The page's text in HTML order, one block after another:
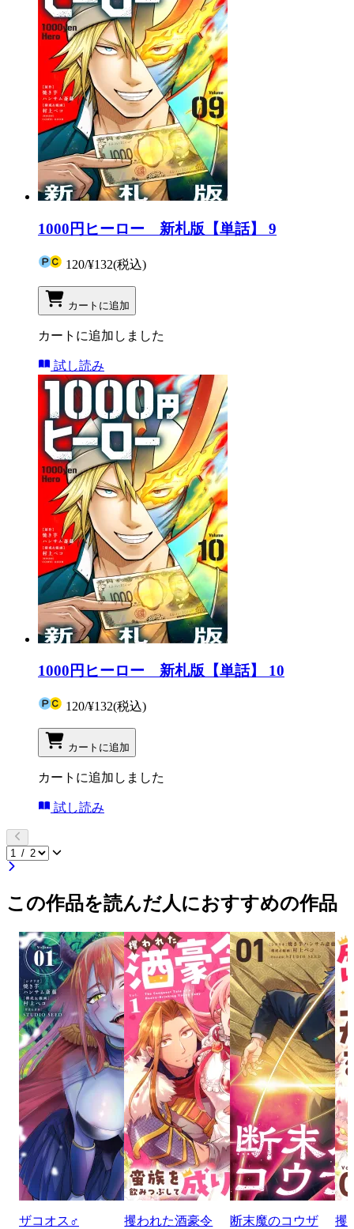
1000円ヒーロー 新札版【単話】 9
120/¥132(税込)
カートに追加
カートに追加しました
試し読み
1000円ヒーロー 新札版【単話】 10
120/¥132(税込)
カートに追加
カートに追加しました
試し読み
この作品を読んだ人におすすめの作品
ザコオス♂
攫われた酒豪令
断末魔のコウザ
攫